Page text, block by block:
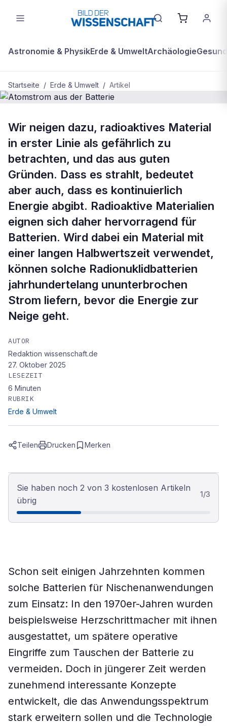
Astronomie & PhysikErde & UmweltArchäologie
Startseite / Erde & Umwelt / Artikel
BDW Plus ERDE & UMWELT
Atomstrom aus der Batterie
Wir neigen dazu, radioaktives Material
in erster Linie als gefährlich zu
betrachten, und das aus guten
Gründen. Dass es strahlt, bedeutet
aber auch, dass es kontinuierlich
Energie abgibt. Radioaktive Materialien
eignen sich daher hervorragend für
Batterien. Wird dabei ein Material mit
einer langen Halbwertszeit verwendet,
können solche Radionuklidbatterien
jahrhundertelang ununterbrochen
Strom liefern, bevor die Energie zur
Neige geht.
AUTOR
Redaktion wissenschaft.de
27. Oktober 2025
LESEZEIT
6 Minuten
RUBRIK
Erde & Umwelt
Teilen Drucken Merken
Sie haben noch 2 von 3 kostenlosen Artikeln
übrig
1/3
Schon seit einigen Jahrzehnten kommen
solche Batterien für Nischenanwendungen
zum Einsatz: In den 1970er-Jahren wurden
beispielsweise Herzschrittmacher mit ihnen
ausgestattet, um spätere operative
Eingriffe zum Tauschen der Batterie zu
vermeiden. Doch in jüngerer Zeit werden
zunehmend interessante Konzepte
entwickelt, die das Anwendungsspektrum
stark erweitern sollen und die Technologie